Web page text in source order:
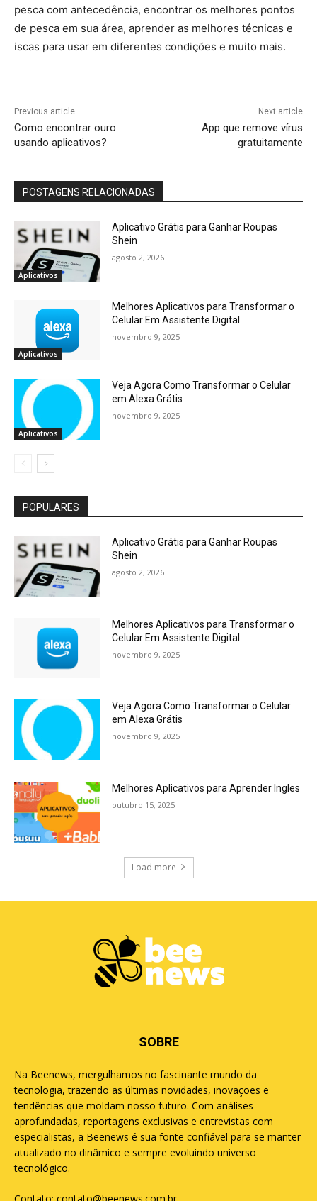
pesca com antecedência, encontrar os melhores pontos
de pesca em sua área, aprender as melhores técnicas e
iscas para usar em diferentes condições e muito mais.
Previous article
Como encontrar ouro
usando aplicativos?
Next article
App que remove vírus
gratuitamente
POSTAGENS RELACIONADAS
Aplicativos
Aplicativo Grátis para Ganhar Roupas
Shein
agosto 2, 2026
Aplicativos
Melhores Aplicativos para Transformar o
Celular Em Assistente Digital
novembro 9, 2025
Aplicativos
Veja Agora Como Transformar o Celular
em Alexa Grátis
novembro 9, 2025
POPULARES
Aplicativo Grátis para Ganhar Roupas
Shein
agosto 2, 2026
Melhores Aplicativos para Transformar o
Celular Em Assistente Digital
novembro 9, 2025
Veja Agora Como Transformar o Celular
em Alexa Grátis
novembro 9, 2025
Melhores Aplicativos para Aprender Ingles
outubro 15, 2025
Load more
SOBRE
Na Beenews, mergulhamos no fascinante mundo da
tecnologia, trazendo as últimas novidades, inovações e
tendências que moldam nosso futuro. Com análises
aprofundadas, reportagens exclusivas e entrevistas com
especialistas, a Beenews é sua fonte confiável para se manter
atualizado no dinâmico e sempre evoluindo universo
tecnológico.